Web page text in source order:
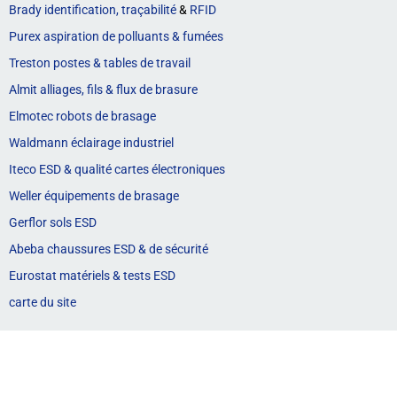
Brady identification, traçabilité& RFID
Purex aspiration de polluants & fumées
Treston postes & tables de travail
Almit alliages, fils & flux de brasure
Elmotec robots de brasage
Waldmann éclairage industriel
Iteco ESD & qualité cartes électroniques
Weller équipements de brasage
Gerflor sols ESD
Abeba chaussures ESD & de sécurité
Eurostat matériels & tests ESD
carte du site